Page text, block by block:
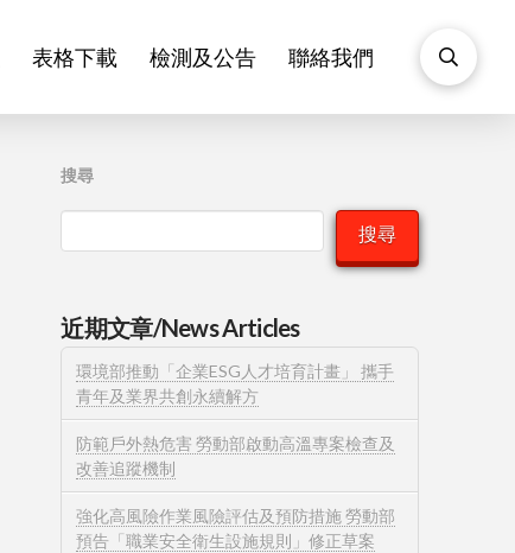
表格下載 檢測及公告 聯絡我們
搜尋
搜尋
近期文章/News Articles
環境部推動「企業ESG人才培育計畫」 攜手
青年及業界共創永續解方
防範戶外熱危害 勞動部啟動高溫專案檢查及
改善追蹤機制
強化高風險作業風險評估及預防措施 勞動部
預告「職業安全衛生設施規則」修正草案